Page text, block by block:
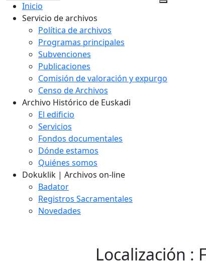
Inicio
Servicio de archivos
Política de archivos
Programas principales
Subvenciones
Publicaciones
Comisión de valoración y expurgo
Censo de Archivos
Archivo Histórico de Euskadi
El edificio
Servicios
Fondos documentales
Dónde estamos
Quiénes somos
Dokuklik | Archivos on-line
Badator
Registros Sacramentales
Novedades
Localización :